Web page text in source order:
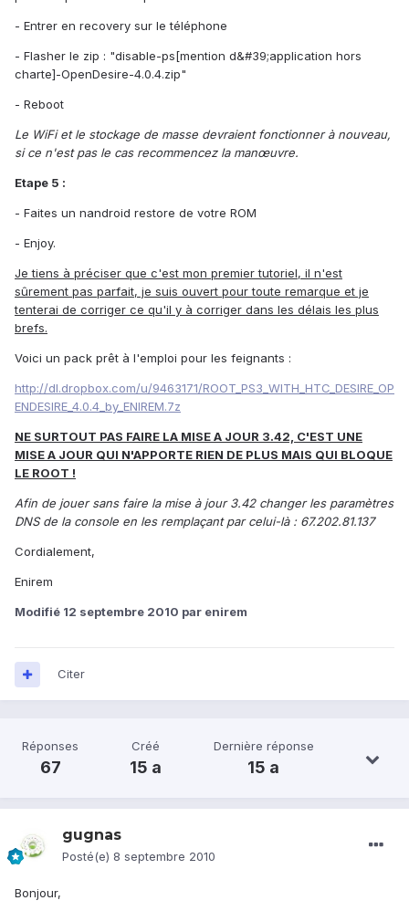
- Entrer en recovery sur le téléphone
- Flasher le zip : "disable-ps[mention d&#39;application hors
charte]-OpenDesire-4.0.4.zip"
- Reboot
Le WiFi et le stockage de masse devraient fonctionner à nouveau,
si ce n'est pas le cas recommencez la manœuvre.
Etape 5 :
- Faites un nandroid restore de votre ROM
- Enjoy.
Je tiens à préciser que c'est mon premier tutoriel, il n'est
sûrement pas parfait, je suis ouvert pour toute remarque et je
tenterai de corriger ce qu'il y à corriger dans les délais les plus
brefs.
Voici un pack prêt à l'emploi pour les feignants :
http://dl.dropbox.com/u/9463171/ROOT_PS3_WITH_HTC_DESIRE_OP
ENDESIRE_4.0.4_by_ENIREM.7z
NE SURTOUT PAS FAIRE LA MISE A JOUR 3.42, C'EST UNE
MISE A JOUR QUI N'APPORTE RIEN DE PLUS MAIS QUI BLOQUE
LE ROOT !
Afin de jouer sans faire la mise à jour 3.42 changer les paramètres
DNS de la console en les remplaçant par celui-là : 67.202.81.137
Cordialement,
Enirem
Modifié 12 septembre 2010 par enirem
Citer
Réponses
67
Créé
15 a
Dernière réponse
15 a
gugnas
Posté(e) 8 septembre 2010
Bonjour,